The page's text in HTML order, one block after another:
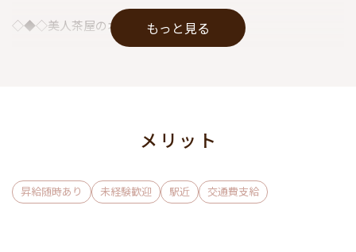
◇◆◇美人茶屋のオススメPOINT◇◆◇
●集客率は【六本木TOPクラス！】
もっと見る
メリット
昇給随時あり 未経験歓迎 駅近 交通費支給